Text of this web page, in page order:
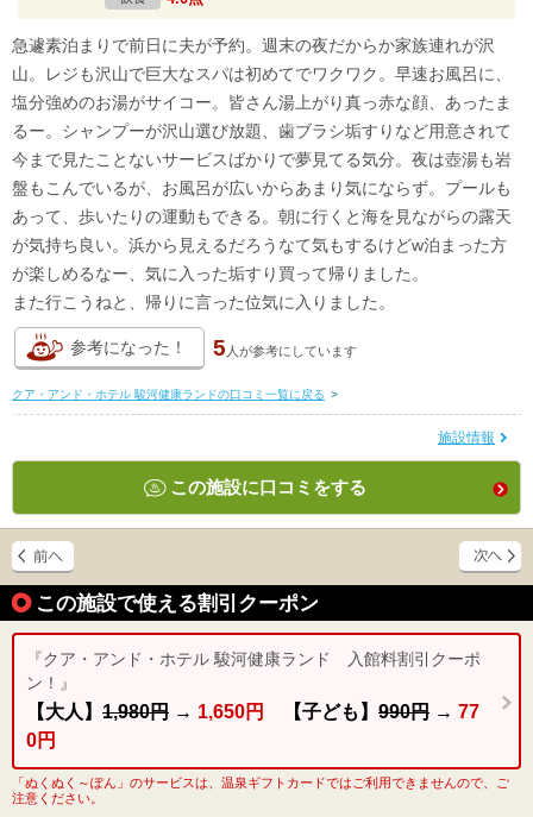
急遽素泊まりで前日に夫が予約。週末の夜だからか家族連れが沢
山。レジも沢山で巨大なスパは初めてでワクワク。早速お風呂に、
塩分強めのお湯がサイコー。皆さん湯上がり真っ赤な顔、あったま
るー。シャンプーが沢山選び放題、歯ブラシ垢すりなど用意されて
今まで見たことないサービスばかりで夢見てる気分。夜は壺湯も岩
盤もこんでいるが、お風呂が広いからあまり気にならず。プールも
あって、歩いたりの運動もできる。朝に行くと海を見ながらの露天
が気持ち良い。浜から見えるだろうなて気もするけどw泊まった方
が楽しめるなー、気に入った垢すり買って帰りました。
また行こうねと、帰りに言った位気に入りました。
参考になった！ 5 人が参考にしています
クア・アンド・ホテル 駿河健康ランドの口コミ一覧に戻る >
施設情報
この施設に口コミをする
この施設で使える割引クーポン
『クア・アンド・ホテル 駿河健康ランド 入館料割引クーポ
ン！』
【大人】 1,980円 → 1,650円 【子ども】 990円 → 77
0円
「ぬくぬく～ぽん」のサービスは、温泉ギフトカードではご利用できませんので、ご
注意ください。